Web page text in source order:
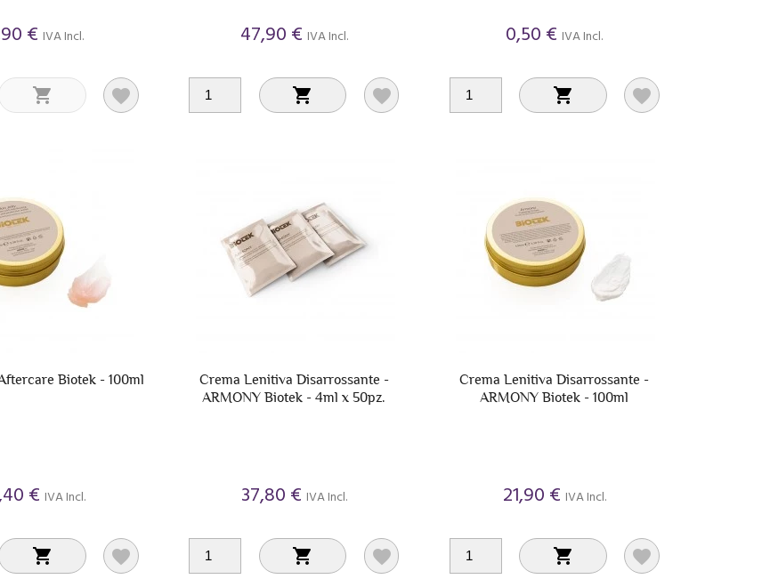
€ IVA Incl.
 
47,90 € IVA Incl.
 
0,50 € IVA Incl.
 
Biotek - 100ml
€ IVA Incl.
 
Crema Lenitiva Disarrossante -
ARMONY Biotek - 4ml x 50pz.
37,80 € IVA Incl.
 
Crema Lenitiva Disarrossante -
ARMONY Biotek - 100ml
21,90 € IVA Incl.
 